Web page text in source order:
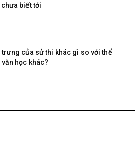
chưa biết tới
trưng của sử thi khác gì so với thể
văn học khác?